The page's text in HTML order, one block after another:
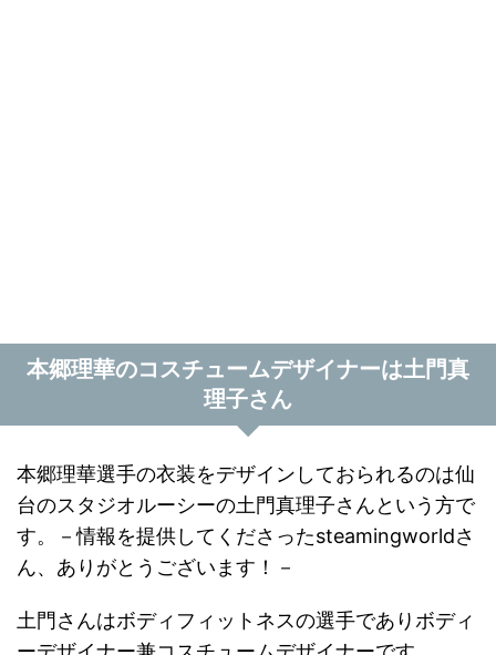
本郷理華のコスチュームデザイナーは土門真
理子さん
本郷理華選手の衣装をデザインしておられるのは仙
台のスタジオルーシーの土門真理子さんという方で
す。－情報を提供してくださったsteamingworldさ
ん、ありがとうございます！－
土門さんはボディフィットネスの選手でありボディ